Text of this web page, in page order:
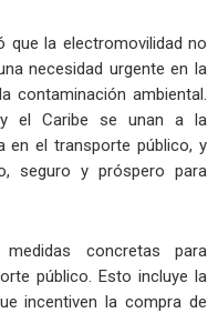
la electromovilidad no
necesidad urgente en la
contaminación ambiental.
el Caribe se unan a la
en el transporte público, y
seguro y próspero para
concretas para
público. Esto incluye la
incentiven la compra de